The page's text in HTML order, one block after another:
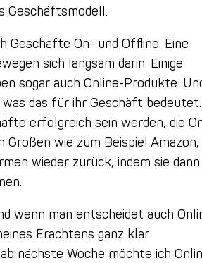
Geschäftsmodell.
Geschäfte On- und Offline. Eine
sich langsam darin. Einige
sogar auch Online-Produkte.
das für ihr Geschäft bedeutet.
erfolgreich sein werden, die
Großen wie zum Beispiel
wieder zurück, indem sie dann
wenn man entscheidet auch
Erachtens ganz klar
nächste Woche möchte ich